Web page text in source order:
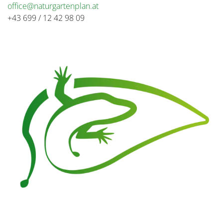
office@naturgartenplan.at
+43 699 / 12 42 98 09